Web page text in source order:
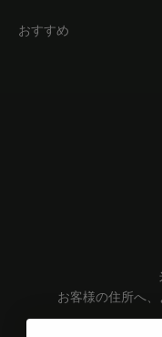
おすすめ
お客様の住所へ